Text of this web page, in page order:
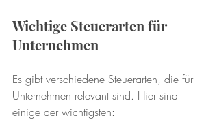
Wichtige Steuerarten für
Unternehmen
Es gibt verschiedene Steuerarten, die für
Unternehmen relevant sind. Hier sind
einige der wichtigsten: